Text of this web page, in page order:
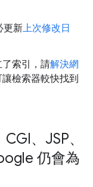
更新上次修改日
索引，請解決網
檢索器較快找到
、JSP、
仍會為